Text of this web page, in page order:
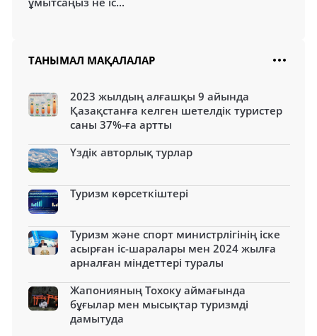
ТАНЫМАЛ МАҚАЛАЛАР
2023 жылдың алғашқы 9 айында
Қазақстанға келген шетелдік туристер
саны 37%-ға артты
Үздік авторлық турлар
Туризм көрсеткіштері
Туризм және спорт министрлігінің іске
асырған іс-шаралары мен 2024 жылға
арналған міндеттері туралы
Жапонияның Тохоку аймағында
бұғылар мен мысықтар туризмді
дамытуда